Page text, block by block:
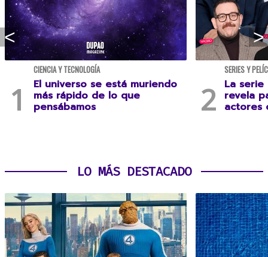
CIENCIA Y TECNOLOGÍA
El universo se está muriendo
más rápido de lo que
pensábamos
SERIES Y
La
revela
actores
LO MÁS DESTACADO